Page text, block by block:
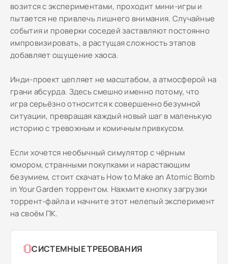
возится с экспериментами, проходит мини-игры и
пытается не привлечь лишнего внимания. Случайные
события и проверки соседей заставляют постоянно
импровизировать, а растущая сложность этапов
добавляет ощущение хаоса.
Инди-проект цепляет не масштабом, а атмосферой на
грани абсурда. Здесь смешно именно потому, что
игра серьёзно относится к совершенно безумной
ситуации, превращая каждый новый шаг в маленькую
историю с тревожным и комичным привкусом.
Если хочется необычный симулятор с чёрным
юмором, странными покупками и нарастающим
безумием, стоит скачать How to Make an Atomic Bomb
in Your Garden торрентом. Нажмите кнопку загрузки
торрент-файла и начните этот нелепый эксперимент
на своём ПК.
СИСТЕМНЫЕ ТРЕБОВАНИЯ